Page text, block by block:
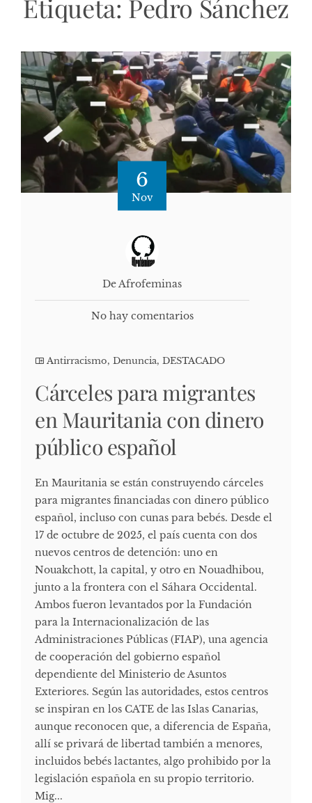
Etiqueta: Pedro Sánchez
6
Nov
De Afrofeminas
No hay comentarios
Antirracismo, Denuncia, DESTACADO
Cárceles para migrantes
en Mauritania con dinero
público español
En Mauritania se están construyendo cárceles
para migrantes financiadas con dinero público
español, incluso con cunas para bebés. Desde el
17 de octubre de 2025, el país cuenta con dos
nuevos centros de detención: uno en
Nouakchott, la capital, y otro en Nouadhibou,
junto a la frontera con el Sáhara Occidental.
Ambos fueron levantados por la Fundación
para la Internacionalización de las
Administraciones Públicas (FIAP), una agencia
de cooperación del gobierno español
dependiente del Ministerio de Asuntos
Exteriores. Según las autoridades, estos centros
se inspiran en los CATE de las Islas Canarias,
aunque reconocen que, a diferencia de España,
allí se privará de libertad también a menores,
incluidos bebés lactantes, algo prohibido por la
legislación española en su propio territorio.
Mig...